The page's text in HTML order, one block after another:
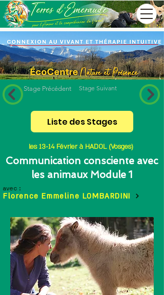
Stage Précédent Stage Suivant
Liste des Stages
les 13-14 Février à HADOL (Vosges)
Communication consciente avec
les animaux Module 1
Florence Emmeline LOMBARDINI
avec :